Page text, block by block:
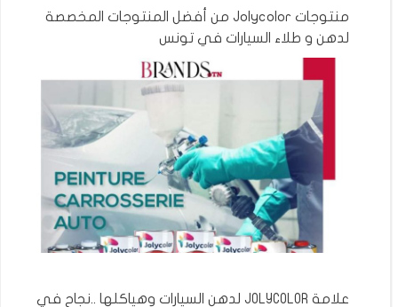
منتوجات Jolycolor من أفضل المنتوجات المخصصة
لدهن و طلاء السيارات في تونس
علامة JOLYCOLOR لدهن السيارات وهياكلها ..نجاح في